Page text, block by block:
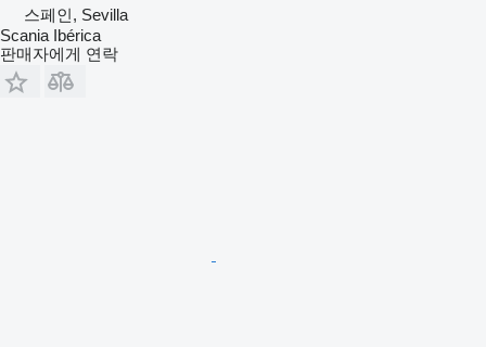
스페인, Sevilla
Scania Ibérica
판매자에게 연락